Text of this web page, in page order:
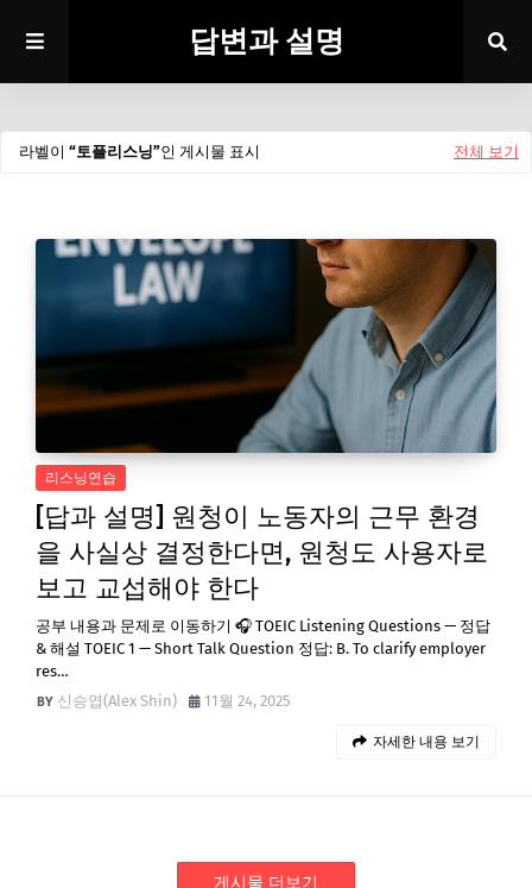
답변과 설명
라벨이 토플리스닝 인 게시물 표시 전체 보기
리스닝연습
[답과 설명] 원청이 노동자의 근무 환경
을 사실상 결정한다면, 원청도 사용자로
보고 교섭해야 한다
공부 내용과 문제로 이동하기 🎧 TOEIC Listening Questions — 정답
& 해설 TOEIC 1 — Short Talk Question 정답: B. To clarify employer
res…
신승엽(Alex Shin)
11월 24, 2025
자세한 내용 보기
게시물 더보기